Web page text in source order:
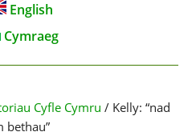
English
Cymraeg
Cyfle Cymru / Kelly: “nad
bethau”